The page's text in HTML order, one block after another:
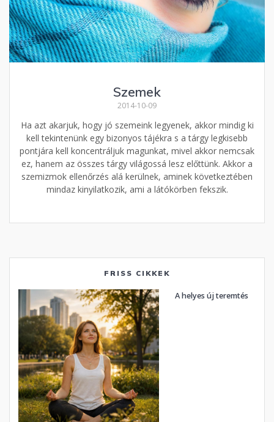
Szemek
2014-10-09
Ha azt akarjuk, hogy jó szemeink legyenek, akkor mindig ki
kell tekintenünk egy bizonyos tájékra s a tárgy legkisebb
pontjára kell koncentráljuk magunkat, mivel akkor nemcsak
ez, hanem az összes tárgy világossá lesz előttünk. Akkor a
szemizmok ellenőrzés alá kerülnek, aminek következtében
mindaz kinyilatkozik, ami a látókörben fekszik.
FRISS CIKKEK
A helyes új teremtés